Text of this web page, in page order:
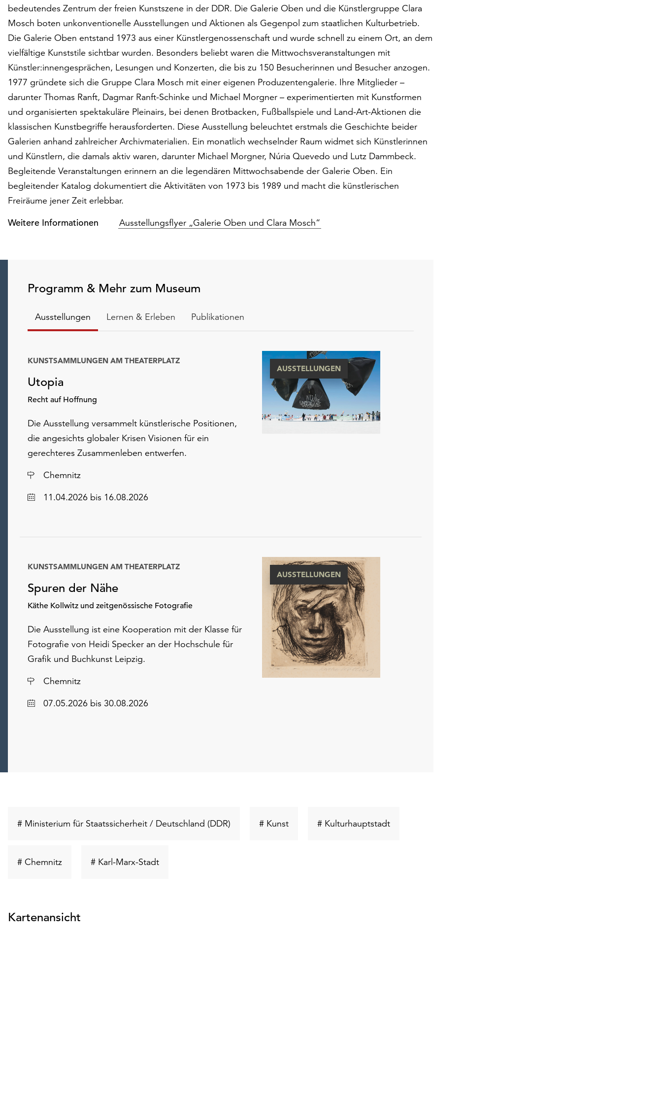
bedeutendes Zentrum der freien Kunstszene in der DDR. Die Galerie Oben und die Künstlergruppe Clara
Mosch boten unkonventionelle Ausstellungen und Aktionen als Gegenpol zum staatlichen Kulturbetrieb.
Die Galerie Oben entstand 1973 aus einer Künstlergenossenschaft und wurde schnell zu einem Ort, an dem
vielfältige Kunststile sichtbar wurden. Besonders beliebt waren die Mittwochsveranstaltungen mit
Künstler:innengesprächen, Lesungen und Konzerten, die bis zu 150 Besucherinnen und Besucher anzogen.
1977 gründete sich die Gruppe Clara Mosch mit einer eigenen Produzentengalerie. Ihre Mitglieder –
darunter Thomas Ranft, Dagmar Ranft-Schinke und Michael Morgner – experimentierten mit Kunstformen
und organisierten spektakuläre Pleinairs, bei denen Brotbacken, Fußballspiele und Land-Art-Aktionen die
klassischen Kunstbegriffe herausforderten. Diese Ausstellung beleuchtet erstmals die Geschichte beider
Galerien anhand zahlreicher Archivmaterialien. Ein monatlich wechselnder Raum widmet sich Künstlerinnen
und Künstlern, die damals aktiv waren, darunter Michael Morgner, Núria Quevedo und Lutz Dammbeck.
Begleitende Veranstaltungen erinnern an die legendären Mittwochsabende der Galerie Oben. Ein
begleitender Katalog dokumentiert die Aktivitäten von 1973 bis 1989 und macht die künstlerischen
Freiräume jener Zeit erlebbar.
Weitere Informationen
Ausstellungsflyer „Galerie Oben und Clara Mosch“
Programm & Mehr zum Museum
Ausstellungen Lernen & Erleben Publikationen
Utopia
Recht auf Hoffnung
KUNSTSAMMLUNGEN AM THEATERPLATZ
Die Ausstellung versammelt künstlerische Positionen,
die angesichts globaler Krisen Visionen für ein
gerechteres Zusammenleben entwerfen.
Ort
Chemnitz
Datum11.04.2026 bis 16.08.2026
AUSSTELLUNGEN
Spuren der Nähe
Käthe Kollwitz und zeitgenössische Fotografie
KUNSTSAMMLUNGEN AM THEATERPLATZ
Die Ausstellung ist eine Kooperation mit der Klasse für
Fotografie von Heidi Specker an der Hochschule für
Grafik und Buchkunst Leipzig.
Ort
Chemnitz
Datum07.05.2026 bis 30.08.2026
AUSSTELLUNGEN
# Ministerium für Staatssicherheit / Deutschland (DDR) Schlüsselwort
# KunstSchlüsselwort# KulturhauptstadtSchlüsselwort
# Chemnitz Schlüsselwort# Karl-Marx-StadtSchlüsselwort
Kartenansicht